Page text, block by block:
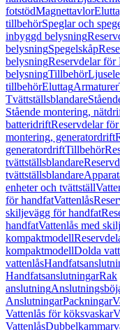
fotstödMagnettavlor
tillbehörSpeglar och
inbyggd belysning
belysningSpegelskåp
belysningReservdelar
belysningTillbehör
tillbehörEluttagArmaturer
Tvättställsblandare
Stående montering,
batteridriftReservdelar
montering, generatordrift
generatordriftTillbehör
tvättställsblandare
tvättställsblandare
enheter och tvättställ
för handfatVattenlås
skiljevägg för handfat
handfatVattenlås med
kompaktmodell
kompaktmodellDolda
vattenlås
HandfatsanslutningarRak
anslutning
AnslutningarPackningar
Vattenlås för köksvaskar
Vattenlås